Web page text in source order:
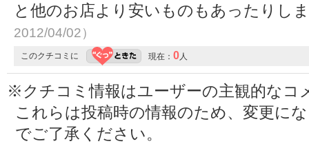
と他のお店より安いものもあったりし
2012/04/02）
このクチコミに 現在： 0人
※クチコミ情報はユーザーの主観的なコ
これらは投稿時の情報のため、変更に
でご了承ください。